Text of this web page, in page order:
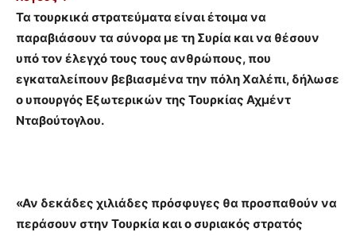
Τα τουρκικά στρατεύματα είναι έτοιμα να
παραβιάσουν τα σύνορα με τη Συρία και να θέσουν
υπό τον έλεγχό τους τους ανθρώπους, που
εγκαταλείπουν βεβιασμένα την πόλη Χαλέπι, δήλωσε
ο υπουργός Εξωτερικών της Τουρκίας Αχμέντ
Νταβούτογλου.
«Αν δεκάδες χιλιάδες πρόσφυγες θα προσπαθούν να
περάσουν στην Τουρκία και ο συριακός στρατός